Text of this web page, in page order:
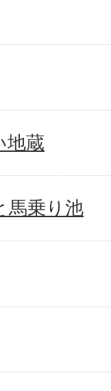
地蔵
馬乗り池